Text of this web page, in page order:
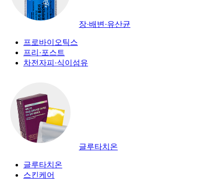
장·배변·유산균
프로바이오틱스
프리·포스트
차전자피·식이섬유
글루타치온
글루타치온
스킨케어